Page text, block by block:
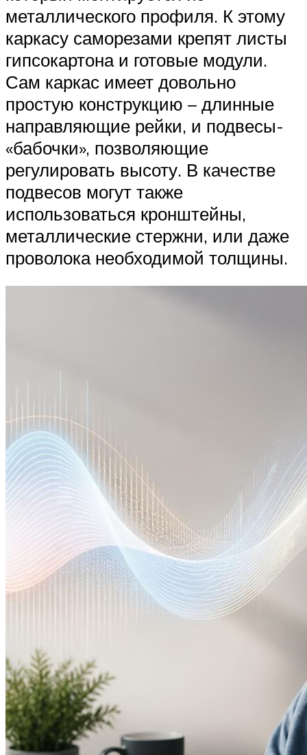
металлического профиля. К этому
каркасу саморезами крепят листы
гипсокартона и готовые модули.
Сам каркас имеет довольно
простую конструкцию – длинные
направляющие рейки, и подвесы-
«бабочки», позволяющие
регулировать высоту. В качестве
подвесов могут также
использоваться кронштейны,
металлические стержни, или даже
проволока необходимой толщины.